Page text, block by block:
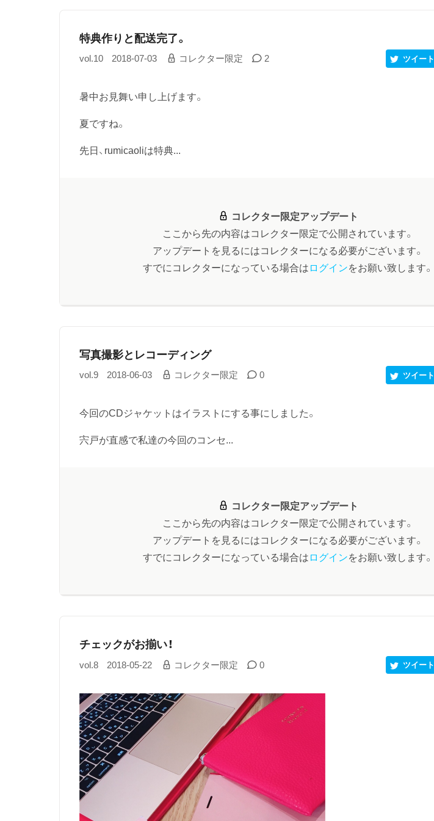
特典作りと配送完了。
vol.10 2018-07-03 コレクター限定 2 ツイート
暑中お見舞い申し上げます。
夏ですね。
先日、rumicaoliは特典...
コレクター限定アップデート
ここから先の内容はコレクター限定で公開されています。
アップデートを見るにはコレクターになる必要がございます。
すでにコレクターになっている場合はログインをお願い致します。
写真撮影とレコーディング
vol.9 2018-06-03 コレクター限定 0 ツイート
今回のCDジャケットはイラストにする事にしました。
宍戸が直感で私達の今回のコンセ...
コレクター限定アップデート
ここから先の内容はコレクター限定で公開されています。
アップデートを見るにはコレクターになる必要がございます。
すでにコレクターになっている場合はログインをお願い致します。
チェックがお揃い！
vol.8 2018-05-22 コレクター限定 0 ツイート